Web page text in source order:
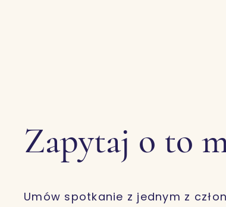
Zapytaj o to
Umów spotkanie z jednym z